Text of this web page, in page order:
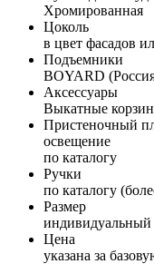
Хромированная
Цоколь
в цвет фасадов
Подъемники
BOYARD
Аксессуары
Выкатные
Пристеночный
освещение
по каталогу
Ручки
по каталогу
Размер
индивидуальный
Цена
указана за